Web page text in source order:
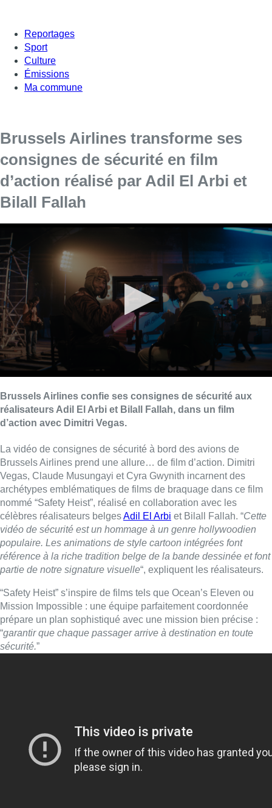
Reportages
Sport
Culture
Émissions
Ma commune
Brussels Airlines transforme ses
consignes de sécurité en film
d’action réalisé par Adil El Arbi et
Bilall Fallah
Brussels Airlines confie ses consignes de sécurité aux
réalisateurs Adil El Arbi et Bilall Fallah, dans un film
d’action avec Dimitri Vegas.
La vidéo de consignes de sécurité à bord des avions de
Brussels Airlines prend une allure… de film d’action. Dimitri
Vegas, Claude Musungayi et Cyra Gwynith incarnent des
archétypes emblématiques de films de braquage dans ce film
nommé “Safety Heist”, réalisé en collaboration avec les
célèbres réalisateurs belgesAdil El Arbi et Bilall Fallah. “Cette
vidéo de sécurité est un hommage à un genre hollywoodien
populaire. Les animations de style cartoon intégrées font
référence à la riche tradition belge de la bande dessinée et font
partie de notre signature visuelle“, expliquent les réalisateurs.
“Safety Heist” s’inspire de films tels que Ocean’s Eleven ou
Mission Impossible : une équipe parfaitement coordonnée
prépare un plan sophistiqué avec une mission bien précise :
“garantir que chaque passager arrive à destination en toute
sécurité.”